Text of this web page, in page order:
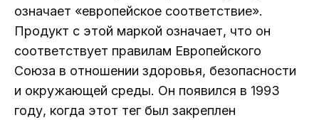
означает «европейское соответствие».
Продукт с этой маркой означает, что он
соответствует правилам Европейского
Союза в отношении здоровья, безопасности
и окружающей среды. Он появился в 1993
году, когда этот тег был закреплен